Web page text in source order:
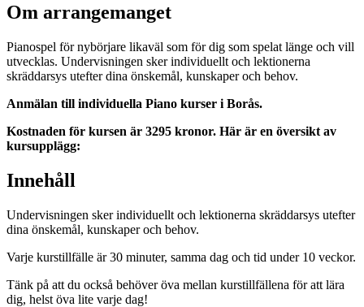
Om arrangemanget
Pianospel för nybörjare likaväl som för dig som spelat länge och vill
utvecklas. Undervisningen sker individuellt och lektionerna
skräddarsys utefter dina önskemål, kunskaper och behov.
Anmälan till individuella Piano kurser i Borås.
Kostnaden för kursen är 3295 kronor. Här är en översikt av
kursupplägg:
Innehåll
Undervisningen sker individuellt och lektionerna skräddarsys utefter
dina önskemål, kunskaper och behov.
Varje kurstillfälle är 30 minuter, samma dag och tid under 10 veckor.
Tänk på att du också behöver öva mellan kurstillfällena för att lära
dig, helst öva lite varje dag!